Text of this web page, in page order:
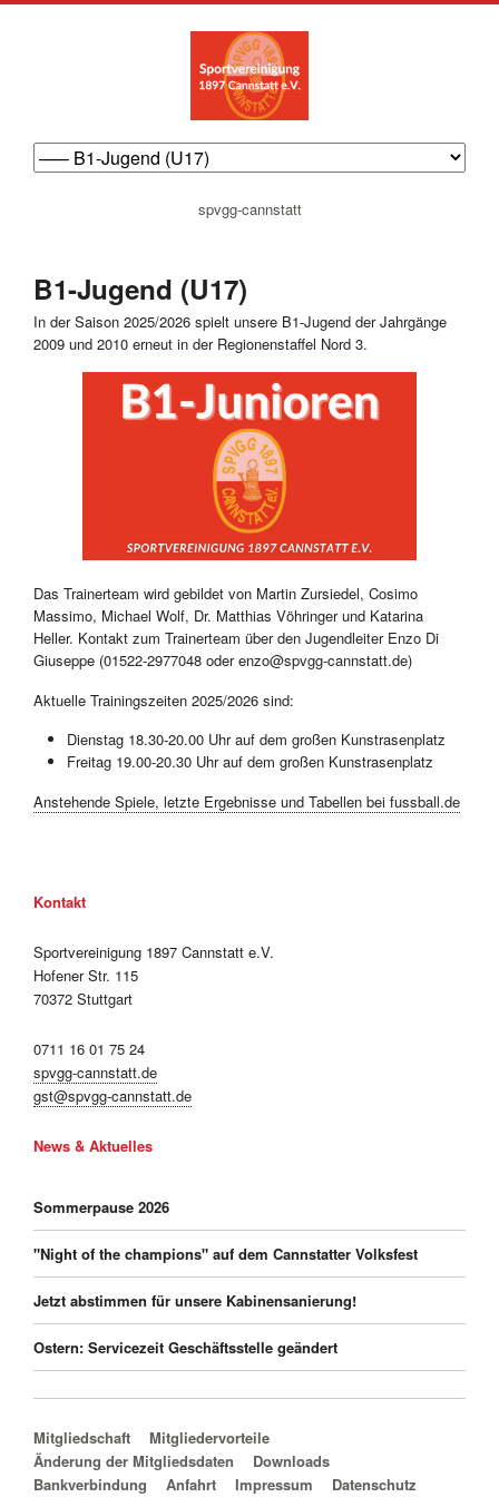
navigation
spvgg-cannstatt
B1-Jugend (U17)
In der Saison 2025/2026 spielt unsere B1-Jugend der Jahrgänge
2009 und 2010 erneut in der Regionenstaffel Nord 3.
Das Trainerteam wird gebildet von Martin Zursiedel, Cosimo
Massimo, Michael Wolf, Dr. Matthias Vöhringer und Katarina
Heller. Kontakt zum Trainerteam über den Jugendleiter Enzo Di
Giuseppe (01522-2977048 oder enzo@spvgg-cannstatt.de)
Aktuelle Trainingszeiten 2025/2026 sind:
Dienstag 18.30-20.00 Uhr auf dem großen Kunstrasenplatz
Freitag 19.00-20.30 Uhr auf dem großen Kunstrasenplatz
Anstehende Spiele, letzte Ergebnisse und Tabellen bei fussball.de
Kontakt
Sportvereinigung 1897 Cannstatt e.V.
Hofener Str. 115
70372 Stuttgart
0711 16 01 75 24
spvgg-cannstatt.de
gst@spvgg-cannstatt.de
News & Aktuelles
Sommerpause 2026
"Night of the champions" auf dem Cannstatter Volksfest
Jetzt abstimmen für unsere Kabinensanierung!
Ostern: Servicezeit Geschäftsstelle geändert
Navigation überspringen
Mitgliedschaft
Mitgliedervorteile
Änderung der Mitgliedsdaten
Downloads
Bankverbindung
Anfahrt Impressum Datenschutz